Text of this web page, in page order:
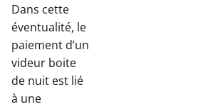
Dans cette
éventualité, le
paiement d’un
videur boite
de nuit est lié
à une